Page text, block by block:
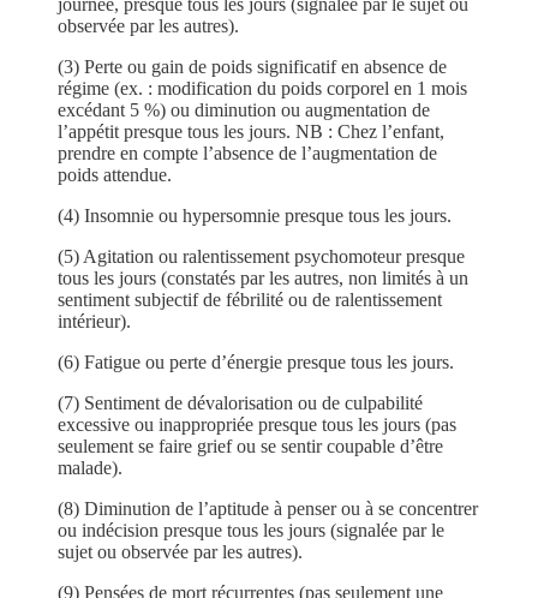
journée, presque tous les jours (signalée par le sujet ou
observée par les autres).
(3) Perte ou gain de poids significatif en absence de
régime (ex. : modification du poids corporel en 1 mois
excédant 5 %) ou diminution ou augmentation de
l’appétit presque tous les jours. NB : Chez l’enfant,
prendre en compte l’absence de l’augmentation de
poids attendue.
(4) Insomnie ou hypersomnie presque tous les jours.
(5) Agitation ou ralentissement psychomoteur presque
tous les jours (constatés par les autres, non limités à un
sentiment subjectif de fébrilité ou de ralentissement
intérieur).
(6) Fatigue ou perte d’énergie presque tous les jours.
(7) Sentiment de dévalorisation ou de culpabilité
excessive ou inappropriée presque tous les jours (pas
seulement se faire grief ou se sentir coupable d’être
malade).
(8) Diminution de l’aptitude à penser ou à se concentrer
ou indécision presque tous les jours (signalée par le
sujet ou observée par les autres).
(9) Pensées de mort récurrentes (pas seulement une